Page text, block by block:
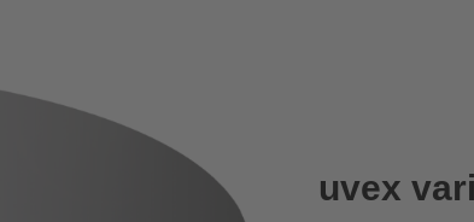
uvex